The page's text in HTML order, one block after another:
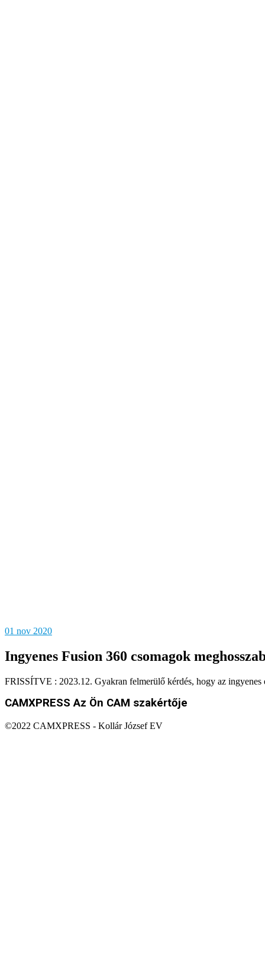
01 nov 2020
Ingyenes Fusion 360 csomagok
FRISSÍTVE : 2023.12. Gyakran felmerülő kérdés, hogy az
CAMXPRESSAz Ön CAM szakértője
©️2022 CAMXPRESS - Kollár József EV